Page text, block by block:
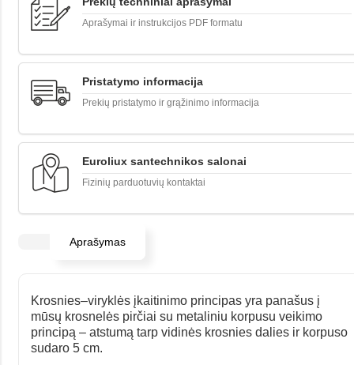
Aprašymai ir instrukcijos PDF formatu
Pristatymo informacija
Prekių pristatymo ir grąžinimo informacija
Euroliux santechnikos salonai
Fizinių parduotuvių kontaktai
Aprašymas
Krosnies–viryklės įkaitinimo principas yra panašus į
mūsų krosnelės pirčiai su metaliniu korpusu veikimo
principą – atstumą tarp vidinės krosnies dalies ir korpuso
sudaro 5 cm.